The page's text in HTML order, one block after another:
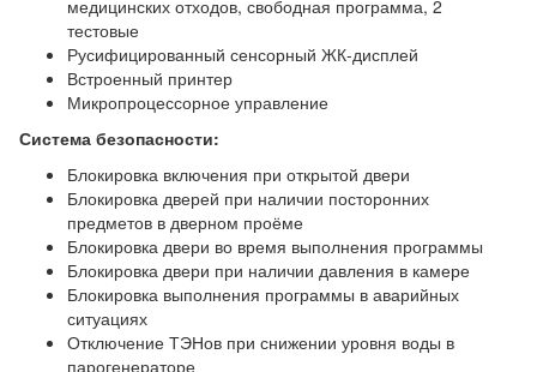
медицинских отходов, свободная программа, 2
тестовые
Русифицированный сенсорный ЖК-дисплей
Встроенный принтер
Микропроцессорное управление
Система безопасности:
Блокировка включения при открытой двери
Блокировка дверей при наличии посторонних
предметов в дверном проёме
Блокировка двери во время выполнения программы
Блокировка двери при наличии давления в камере
Блокировка выполнения программы в аварийных
ситуациях
Отключение ТЭНов при снижении уровня воды в
парогенераторе